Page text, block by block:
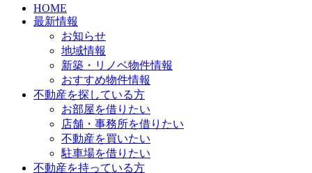
HOME
最新情報
お知らせ
地域情報
新築・リノベ物件情報
おすすめ物件情報
不動産を探している方
お部屋を借りたい
店舗・事務所を借りたい
不動産を買いたい
駐車場を借りたい
不動産を持っている方